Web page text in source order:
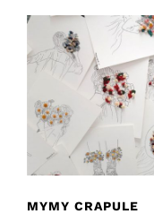
MYMY CRAPULE